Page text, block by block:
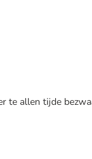
te allen tijde